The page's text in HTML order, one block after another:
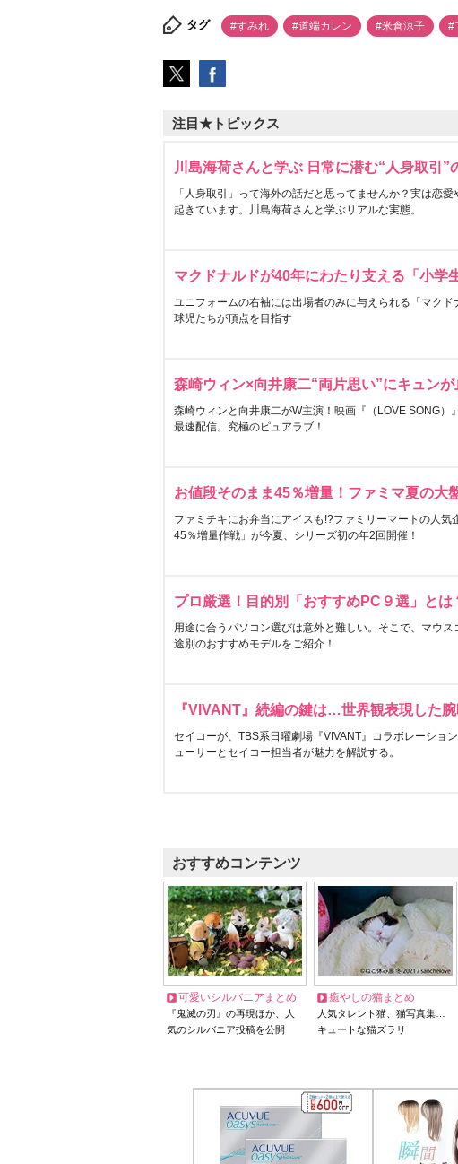
タグ #すみれ #道端カレン #米倉涼子 #
注目★トピックス
川島海荷さんと学ぶ 日常に潜む“人身取引”
「人身取引」って海外の話だと思ってませんか？実は恋
起きています。川島海荷さんと学ぶリアルな実態。
マクドナルドが40年にわたり支える「小学
ユニフォームの右袖には出場者のみに与えられる「マク
球児たちが頂点を目指す
森崎ウィン×向井康二“両片思い”にキュンが
森崎ウィンと向井康二がW主演！映画『（LOVE SONG）
最速配信。究極のピュアラブ！
お値段そのまま45％増量！ファミマ夏の大
ファミチキにお弁当にアイスも!?ファミリーマートの人気
45％増量作戦」が今夏、シリーズ初の年2回開催！
プロ厳選！目的別「おすすめPC９選」とは
用途に合うパソコン選びは意外と難しい。そこで、マウ
途別のおすすめモデルをご紹介！
『VIVANT』続編の鍵は…世界観表現した
セイコーが、TBS系日曜劇場『VIVANT』コラボレーショ
ューサーとセイコー担当者が魅力を解説する。
おすすめコンテンツ
可愛いシルバニアまとめ
『鬼滅の刃』の再現ほか、人
気のシルバニア投稿を公開
癒やしの猫まとめ
人気タレント猫、猫写真集…
キュートな猫ズラリ